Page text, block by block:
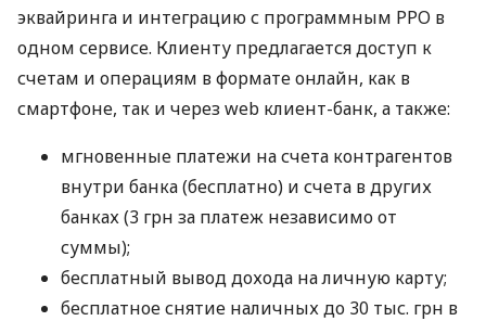
эквайринга и интеграцию с программным РРО в
одном сервисе. Клиенту предлагается доступ к
счетам и операциям в формате онлайн, как в
смартфоне, так и через web клиент-банк, а также:
мгновенные платежи на счета контрагентов
внутри банка (бесплатно) и счета в других
банках (3 грн за платеж независимо от
суммы);
бесплатный вывод дохода на личную карту;
бесплатное снятие наличных до 30 тыс. грн в